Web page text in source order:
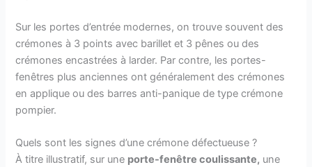
Sur les portes d’entrée modernes, on trouve souvent des
crémones à 3 points avec barillet et 3 pênes ou des
crémones encastrées à larder. Par contre, les portes-
fenêtres plus anciennes ont généralement des crémones
en applique ou des barres anti-panique de type crémone
pompier.
Quels sont les signes d’une crémone défectueuse ?
À titre illustratif, sur une porte-fenêtre coulissante, une